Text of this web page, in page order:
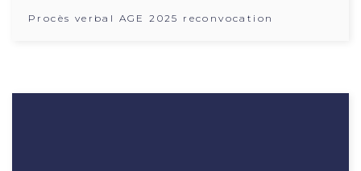
Procès verbal AGE 2025 reconvocation